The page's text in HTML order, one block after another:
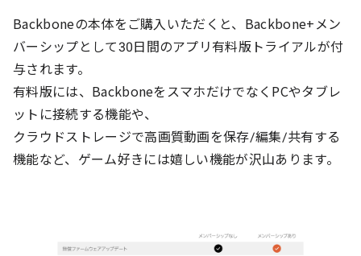
Backboneの本体をご購入いただくと、Backbone+メン
バーシップとして30日間のアプリ有料版トライアルが付
与されます。
有料版には、BackboneをスマホだけでなくPCやタブレ
ットに接続する機能や、
クラウドストレージで高画質動画を保存/編集/共有する
機能など、ゲーム好きには嬉しい機能が沢山あります。